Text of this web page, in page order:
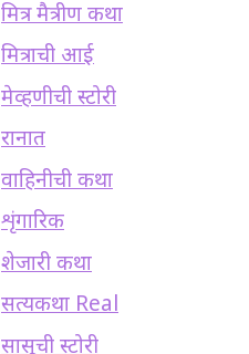
मित्र मैत्रीण कथा
मित्राची आई
मेव्हणीची स्टोरी
रानात
वाहिनीची कथा
शृंगारिक
शेजारी कथा
सत्यकथा Real
सासूची स्टोरी